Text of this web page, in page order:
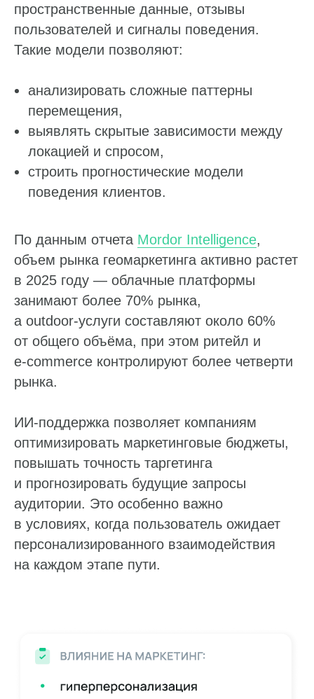
пространственные данные, отзывы
пользователей и сигналы поведения.
Такие модели позволяют:
анализировать сложные паттерны
перемещения,
выявлять скрытые зависимости между
локацией и спросом,
строить прогностические модели
поведения клиентов.
По данным отчета Mordor Intelligence,
объем рынка геомаркетинга активно растет
в 2025 году — облачные платформы
занимают более 70% рынка,
а outdoor‑услуги составляют около 60%
от общего объёма, при этом ритейл и
e‑commerce контролируют более четверти
рынка.
ИИ‑поддержка позволяет компаниям
оптимизировать маркетинговые бюджеты,
повышать точность таргетинга
и прогнозировать будущие запросы
аудитории. Это особенно важно
в условиях, когда пользователь ожидает
персонализированного взаимодействия
на каждом этапе пути.